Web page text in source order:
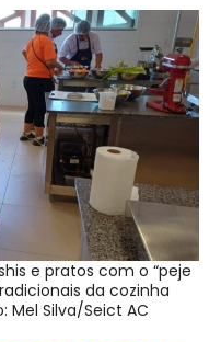
e pratos com o “peje
da cozinha
Mel Silva/Seict AC